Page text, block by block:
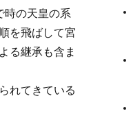
の天皇の系
を飛ばして宮
る継承も含ま
れてきている